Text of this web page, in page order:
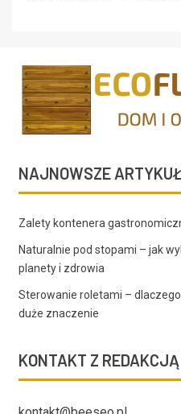
NAJNOWSZE
Zalety kontenera
Naturalnie pod stopami – jak
planety i zdrowia
Sterowanie roletami –
duże znaczenie
KONTAKT Z REDAKCJĄ